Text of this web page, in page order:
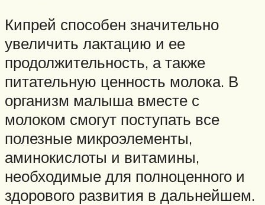
Кипрей способен значительно
увеличить лактацию и ее
продолжительность, а также
питательную ценность молока. В
организм малыша вместе с
молоком смогут поступать все
полезные микроэлементы,
аминокислоты и витамины,
необходимые для полноценного и
здорового развития в дальнейшем.